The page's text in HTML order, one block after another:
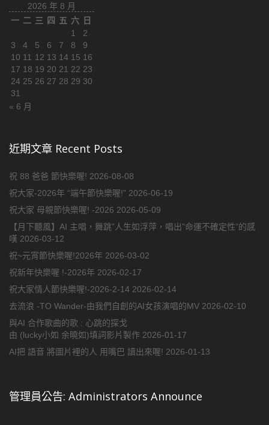
2026 年 8 月
一 二 三 四 五 六
日
1
2
3
4 5 6 7 8
9
10 11 12 13 14 15 16
17 18 19 20 21 22 23
24 25 26 27 28 29 30
31
« 6 月
近期文章 Recent Posts
祝 88 爸爸 節快樂喔! 2026-08-08
祝大家-2026年 “端午節快樂喔!” 2026-06-19
祝大家 母親節快樂喔! -2026 2026-05-09
【月下聽風】AI 主唱，舞跳”人生如浮萍，唱出”命運不確定性”的感
嘆 2026-03-12
祝~元宵節快樂喔!2026年 2026-03-02
祝新年快樂喔 !-2026年 2026-02-17
祝大家情人節快樂喔!-2026-2-14 2026-02-14
去流浪 -TO Wander-由我們自創的AI女孩演唱的MV 2026-02-10
與AI 合作歌曲的歌 : 心跳的探戈
由 (lucky小如 余曉如)填詞影片製作 2026-01-17
AI把 語音 將圖片裡的人 用嘴巴 讀出來喔! 2026-01-13
管理員公告: Administrators Announce